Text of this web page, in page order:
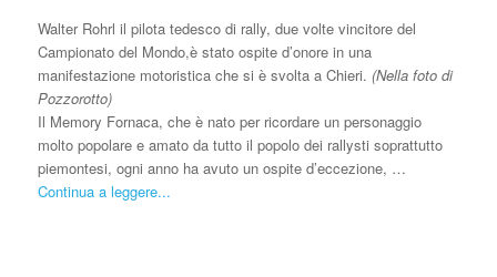
Walter Rohrl il pilota tedesco di rally, due volte vincitore del
Campionato del Mondo,è stato ospite d’onore in una
manifestazione motoristica che si è svolta a Chieri. (Nella foto di
Pozzorotto)
Il Memory Fornaca, che è nato per ricordare un personaggio
molto popolare e amato da tutto il popolo dei rallysti soprattutto
piemontesi, ogni anno ha avuto un ospite d’eccezione, …
Continua a leggere...